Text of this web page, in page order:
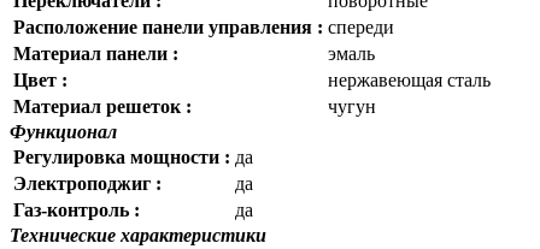
Расположение панели управления : спереди
Материал панели :
эмаль
Цвет :
нержавеющая сталь
Материал решеток :
чугун
Функционал
Регулировка мощности : да
Электроподжиг :
да
Газ-контроль :
да
Технические характеристики